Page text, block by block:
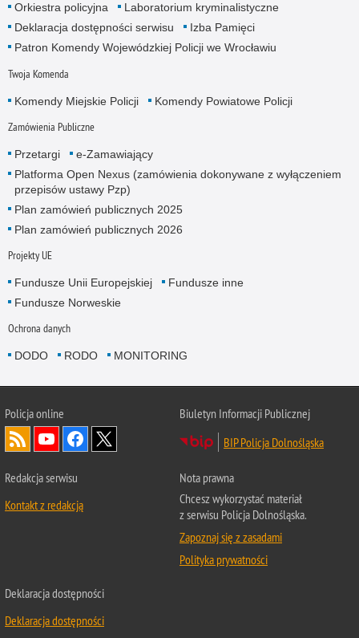
Orkiestra policyjna
Laboratorium kryminalistyczne
Deklaracja dostępności serwisu
Izba Pamięci
Patron Komendy Wojewódzkiej Policji we Wrocławiu
Twoja Komenda
Komendy Miejskie Policji Komendy Powiatowe Policji
Zamówienia Publiczne
Przetargi
e-Zamawiający
Platforma Open Nexus (zamówienia dokonywane z wyłączeniem
przepisów ustawy Pzp)
Plan zamówień publicznych 2025
Plan zamówień publicznych 2026
Projekty UE
Fundusze Unii Europejskiej
Fundusze inne
Fundusze Norweskie
Ochrona danych
DODO RODO MONITORING
Policjaonline
Biuletyn Informacji Publicznej
BIP Policja Dolnośląska
Redakcja serwisu
Kontakt z redakcją
Nota prawna
Chcesz wykorzystać materiał
z serwisu Policja Dolnośląska.
Zapoznaj się z zasadami
Polityka prywatności
Deklaracja dostępności
Deklaracja dostępności